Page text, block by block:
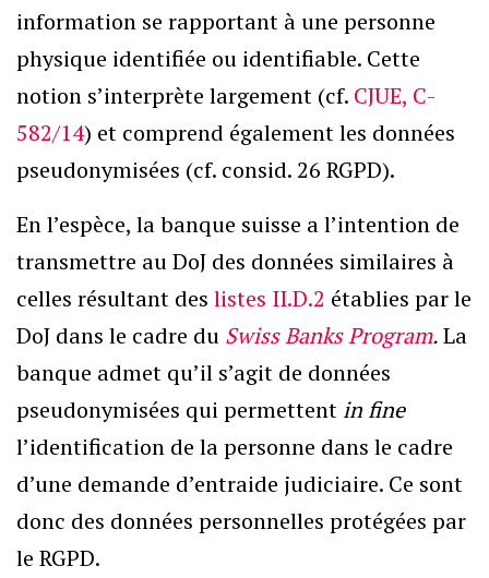
information se rapportant à une personne
physique identifiée ou identifiable. Cette
notion s’interprète largement (cf. CJUE, C-
582/14) et comprend également les données
pseudonymisées (cf. consid. 26 RGPD).
En l’espèce, la banque suisse a l’intention de
transmettre au DoJ des données similaires à
celles résultant des listes II.D.2 établies par le
DoJ dans le cadre du Swiss Banks Program.La
banque admet qu’il s’agit de données
pseudonymisées qui permettent in fine
l’identification de la personne dans le cadre
d’une demande d’entraide judiciaire. Ce sont
donc des données personnelles protégées par
le RGPD.